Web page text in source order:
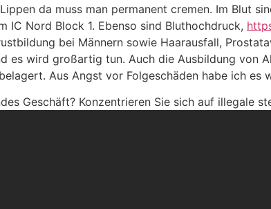
da muss man permanent cremen. Im Blut
IC Nord Block 1. Ebenso sind Bluthochdruck,
bei Männern sowie Haarausfall,
es wird großartig tun. Auch die Ausbildung von
Aus Angst vor Folgeschäden habe ich es